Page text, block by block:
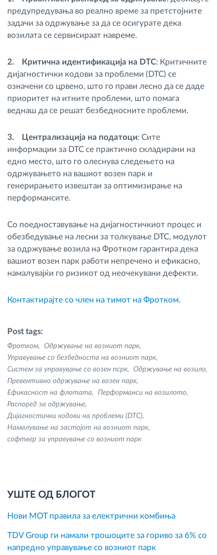
предупредувања во реално време за претстојните
задачи за одржување за да се осигурате дека
возилата се сервисираат навреме.
2. Критична идентификација на DTC: Критичните
дијагностички кодови за проблеми (DTC) се
означени со црвено, што го прави лесно да се даде
приоритет на итните проблеми, што помага
веднаш да се решат безбедносните проблеми.
3. Централизација на податоци: Сите
информации за DTC се практично складирани на
едно место, што го олеснува следењето на
одржувањето на вашиот возен парк и
генерирањето извештаи за оптимизирање на
перформансите.
Со поедноставување на дијагностичкиот процес и
обезбедување на лесни за толкување DTC, модулот
за одржување возила на Фротком гарантира дека
вашиот возен парк работи непречено и ефикасно,
намалувајќи го ризикот од неочекувани дефекти.
Контактирајте со член на тимот на Фротком.
Post tags:
Фротком
Одржување на возниот парк
Управување со безбедноста на возниот парк
Систем за управување со возен псрк
Одржување на возило
Превентивно одржување на возен парк
Ефикасност на флотата
Перформанси на возилото
Распоред за одржување
Дијагностички кодови на проблеми (DTC)
Намалување на застојот на возниот парк
софтвер за управување со возниот парк
УШТЕ ОД БЛОГОТ
Нови MOT правила за електрични комбиња
TDV Group ги намали трошоците за гориво за 6% со
напредно управување со возниот парк